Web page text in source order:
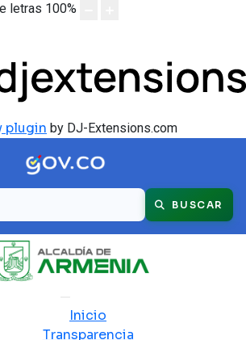
letras 100%
plugin by DJ-Extensions.com
BUSCAR
Inicio
Transparencia